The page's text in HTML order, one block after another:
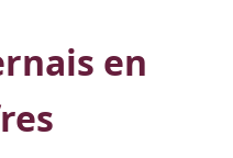
en